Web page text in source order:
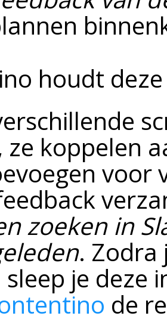
houdt
ze koppelen
voor
zoeken in
. Zodra
je deze
de